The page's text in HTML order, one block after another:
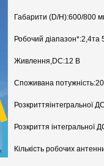
Габарити (D/H):600/800
Робочий діапазон*:2,4та
Живлення,DC:12 В
Споживана
Розкриттяінтегральної
Розкриття інтегральної
Кількість робочих